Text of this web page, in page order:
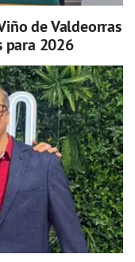
de Valdeorras
para 2026